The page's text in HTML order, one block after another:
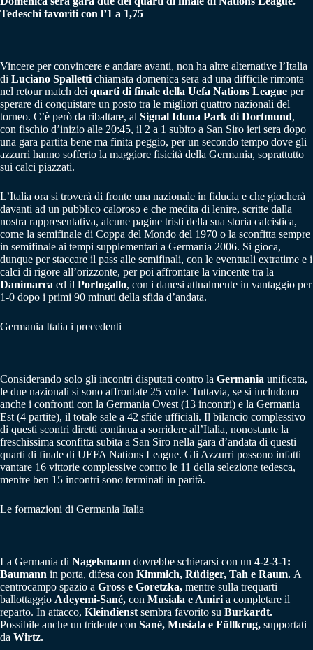
Tedeschi favoriti con l’1 a 1,75
Vincere per convincere e andare avanti, non ha altre alternative l’Italia
di Luciano Spalletti chiamata domenica sera ad una difficile rimonta
nel retour match dei quarti di finale della Uefa Nations League per
sperare di conquistare un posto tra le migliori quattro nazionali del
torneo. C’è però da ribaltare, al Signal Iduna Park di Dortmund,
con fischio d’inizio alle 20:45, il 2 a 1 subito a San Siro ieri sera dopo
una gara partita bene ma finita peggio, per un secondo tempo dove gli
azzurri hanno sofferto la maggiore fisicità della Germania, soprattutto
sui calci piazzati.
L’Italia ora si troverà di fronte una nazionale in fiducia e che giocherà
davanti ad un pubblico caloroso e che medita di lenire, scritte dalla
nostra rappresentativa, alcune pagine tristi della sua storia calcistica,
come la semifinale di Coppa del Mondo del 1970 o la sconfitta sempre
in semifinale ai tempi supplementari a Germania 2006. Si gioca,
dunque per staccare il pass alle semifinali, con le eventuali extratime e i
calci di rigore all’orizzonte, per poi affrontare la vincente tra la
Danimarca ed il Portogallo, con i danesi attualmente in vantaggio per
1-0 dopo i primi 90 minuti della sfida d’andata.
Germania Italia i precedenti
Considerando solo gli incontri disputati contro la Germania unificata,
le due nazionali si sono affrontate 25 volte. Tuttavia, se si includono
anche i confronti con la Germania Ovest (13 incontri) e la Germania
Est (4 partite), il totale sale a 42 sfide ufficiali. Il bilancio complessivo
di questi scontri diretti continua a sorridere all’Italia, nonostante la
freschissima sconfitta subita a San Siro nella gara d’andata di questi
quarti di finale di UEFA Nations League. Gli Azzurri possono infatti
vantare 16 vittorie complessive contro le 11 della selezione tedesca,
mentre ben 15 incontri sono terminati in parità.
Le formazioni di Germania Italia
La Germania di Nagelsmann dovrebbe schierarsi con un 4-2-3-1:
Baumann in porta, difesa con Kimmich, Rüdiger, Tah e Raum. A
centrocampo spazio a Gross e Goretzka, mentre sulla trequarti
ballottaggio Adeyemi-Sané, con Musiala e Amiri a completare il
reparto. In attacco, Kleindienst sembra favorito su Burkardt.
Possibile anche un tridente con Sané, Musiala e Füllkrug, supportati
da Wirtz.